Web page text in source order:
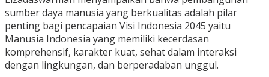
sumber daya manusia yang berkualitas adalah pilar
penting bagi pencapaian Visi Indonesia 2045 yaitu
Manusia Indonesia yang memiliki kecerdasan
komprehensif, karakter kuat, sehat dalam interaksi
dengan lingkungan, dan berperadaban unggul.